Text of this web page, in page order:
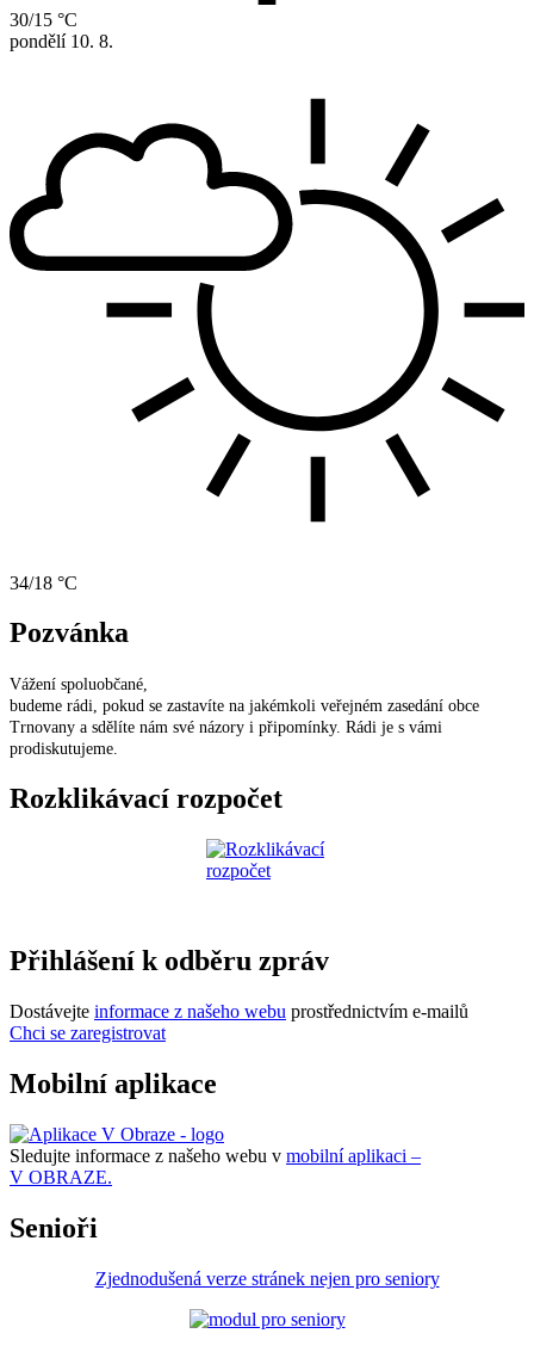
30/15 °C
pondělí 10. 8.
34/18 °C
Pozvánka
Vážení spoluobčané,
budeme rádi, pokud se zastavíte na jakémkoli veřejném zasedání obce
Trnovany a sdělíte nám své názory i připomínky. Rádi je s vámi
prodiskutujeme.
Rozklikávací rozpočet
Přihlášení k odběru zpráv
Dostávejte informace z našeho webu prostřednictvím e-mailů
Chci se zaregistrovat
Mobilní aplikace
Sledujte informace z našeho webu v mobilní aplikaci –
V OBRAZE.
Senioři
Zjednodušená verze stránek nejen pro seniory